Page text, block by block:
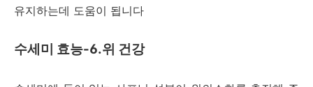
유지하는데 도움이 됩니다
수세미 효능-6.위 건강